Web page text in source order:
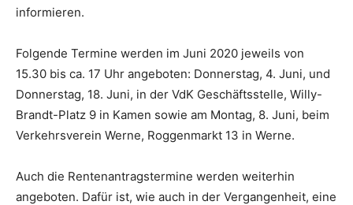
informieren.
Folgende Termine werden im Juni 2020 jeweils von
15.30 bis ca. 17 Uhr angeboten: Donnerstag, 4. Juni, und
Donnerstag, 18. Juni, in der VdK Geschäftsstelle, Willy-
Brandt-Platz 9 in Kamen sowie am Montag, 8. Juni, beim
Verkehrsverein Werne, Roggenmarkt 13 in Werne.
Auch die Rentenantragstermine werden weiterhin
angeboten. Dafür ist, wie auch in der Vergangenheit, eine